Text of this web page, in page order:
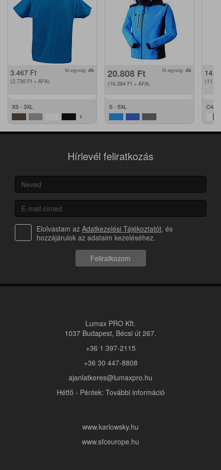
3.467 Ft
(2.730 Ft + ÁFA)
M.egység: db
XS - 3XL
20.808 Ft
(16.384 Ft + ÁFA)
M.egység: db
S - 5XL C42 -
Hírlevél feliratkozás
Elolvastam az Adatkezelési Tájékoztatót, és
hozzájárulok az adataim kezeléséhez.
Feliratkozom
Lumax PRO Kft.
1037 Budapest, Bécsi út 267.
+36 1 397-2115
+36 30 447-8808
ajanlatkeres@lumaxpro.hu
Hétfő - Péntek: További információ
www.karlowsky.hu
www.sfceurope.hu